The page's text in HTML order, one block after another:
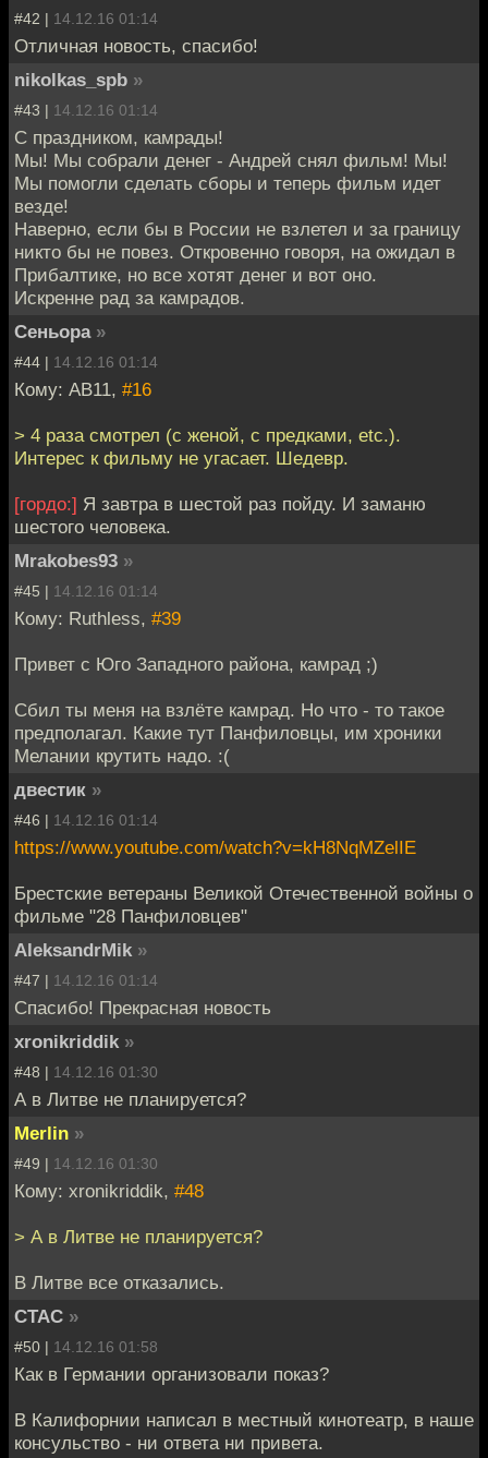
#42 | 14.12.16 01:14
Отличная новость, спасибо!
nikolkas_spb »
#43 | 14.12.16 01:14
С праздником, камрады!
Мы! Мы собрали денег - Андрей снял фильм! Мы!
Мы помогли сделать сборы и теперь фильм идет
везде!
Наверно, если бы в России не взлетел и за границу
никто бы не повез. Откровенно говоря, на ожидал в
Прибалтике, но все хотят денег и вот оно.
Искренне рад за камрадов.
Сеньора »
#44 | 14.12.16 01:14
Кому: AB11, #16
> 4 раза смотрел (с женой, с предками, etc.).
Интерес к фильму не угасает. Шедевр.
[гордо:] Я завтра в шестой раз пойду. И заманю
шестого человека.
Mrakobes93 »
#45 | 14.12.16 01:14
Кому: Ruthless, #39
Привет с Юго Западного района, камрад ;)
Сбил ты меня на взлёте камрад. Но что - то такое
предполагал. Какие тут Панфиловцы, им хроники
Мелании крутить надо. :(
двестик »
#46 | 14.12.16 01:14
https://www.youtube.com/watch?v=kH8NqMZelIE
Брестские ветераны Великой Отечественной войны о
фильме "28 Панфиловцев"
AleksandrMik »
#47 | 14.12.16 01:14
Спасибо! Прекрасная новость
xronikriddik »
#48 | 14.12.16 01:30
А в Литве не планируется?
Merlin »
#49 | 14.12.16 01:30
Кому: xronikriddik, #48
> А в Литве не планируется?
В Литве все отказались.
CTAC »
#50 | 14.12.16 01:58
Как в Германии организовали показ?
В Калифорнии написал в местный кинотеатр, в наше
консульство - ни ответа ни привета.